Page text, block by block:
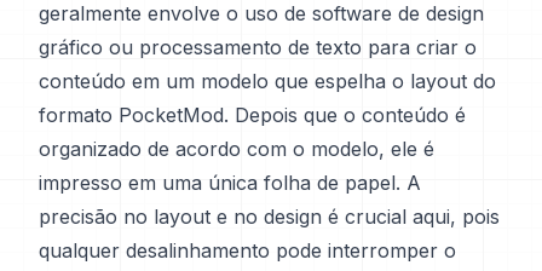
geralmente envolve o uso de software de design
gráfico ou processamento de texto para criar o
conteúdo em um modelo que espelha o layout do
formato PocketMod. Depois que o conteúdo é
organizado de acordo com o modelo, ele é
impresso em uma única folha de papel. A
precisão no layout e no design é crucial aqui, pois
qualquer desalinhamento pode interromper o